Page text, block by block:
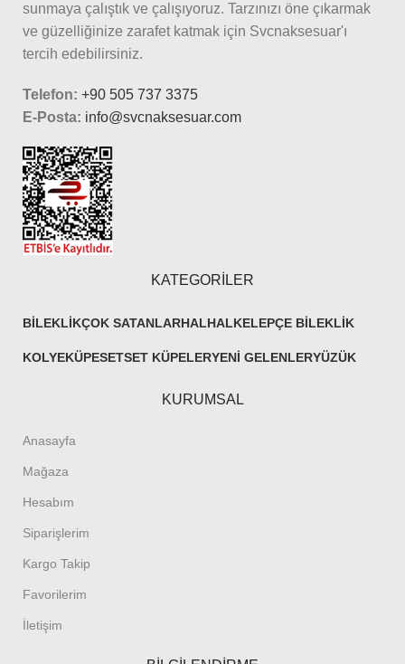
sunmaya çalıştık ve çalışıyoruz. Tarzınızı öne çıkarmak
ve güzelliğinize zarafet katmak için Svcnaksesuar'ı
tercih edebilirsiniz.
Telefon: +90 505 737 3375
E-Posta: info@svcnaksesuar.com
KATEGORİLER
BILEKLIKÇOK SATANLARHALHALKELEPÇE BILEKLIK
KOLYEKÜPESETSET KÜPELERYENI GELENLERYÜZÜK
KURUMSAL
Anasayfa
Mağaza
Hesabım
Siparişlerim
Kargo Takip
Favorilerim
İletişim